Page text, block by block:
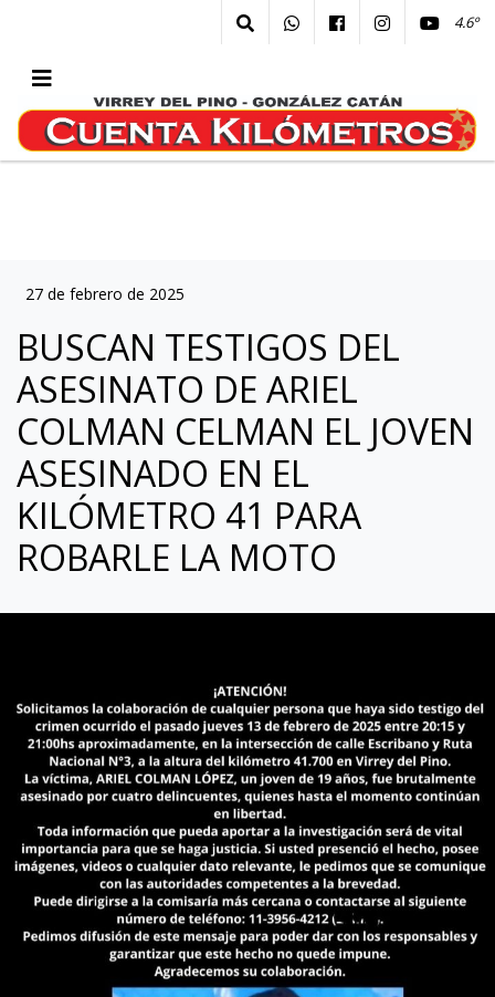
4.6º
27 de febrero de 2025
BUSCAN TESTIGOS DEL
ASESINATO DE ARIEL
COLMAN CELMAN EL JOVEN
ASESINADO EN EL
KILÓMETRO 41 PARA
ROBARLE LA MOTO